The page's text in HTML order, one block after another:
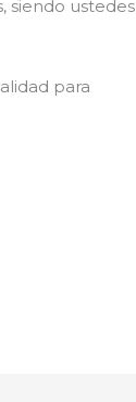
siendo ustedes
para